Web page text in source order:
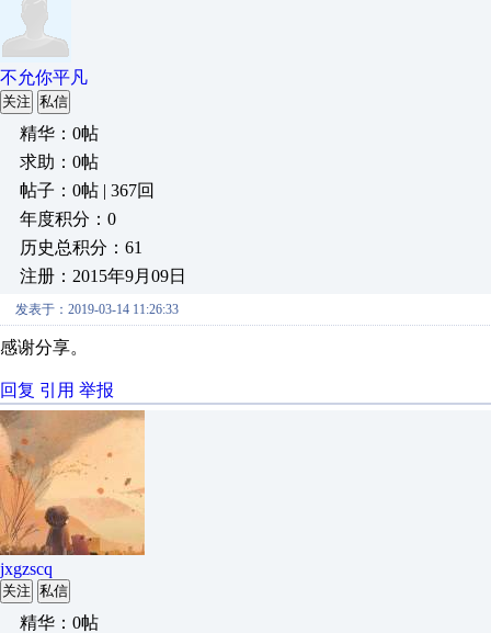
不允你平凡
关注 私信
精华：0帖
求助：0帖
帖子：0帖 | 367回
年度积分：0
历史总积分：61
注册：2015年9月09日
发表于：2019-03-14 11:26:33
感谢分享。
回复 引用 举报
jxgzscq
关注 私信
精华：0帖